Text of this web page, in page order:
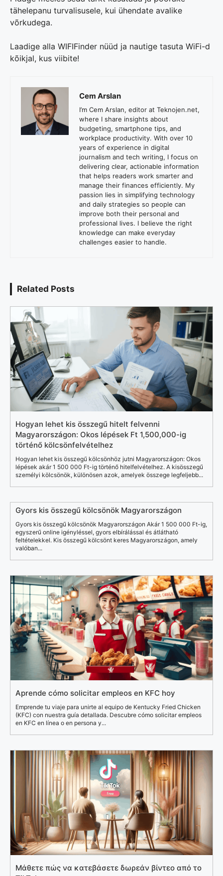
tähelepanu turvalisusele, kui ühendate avalike
võrkudega.
Laadige alla WIFIFinder nüüd ja nautige tasuta WiFi-d
kõikjal, kus viibite!
Cem Arslan
I’m Cem Arslan, editor at Teknojen.net,
where I share insights about
budgeting, smartphone tips, and
workplace productivity. With over 10
years of experience in digital
journalism and tech writing, I focus on
delivering clear, actionable information
that helps readers work smarter and
manage their finances efficiently. My
passion lies in simplifying technology
and daily strategies so people can
improve both their personal and
professional lives. I believe the right
knowledge can make everyday
challenges easier to handle.
Related Posts
Hogyan lehet kis összegű hitelt felvenni
Magyarországon: Okos lépések Ft 1,500,000-ig
történő kölcsönfelvételhez
Hogyan lehet kis összegű kölcsönhöz jutni Magyarországon: Okos
lépések akár 1 500 000 Ft-ig történő hitelfelvételhez. A kisösszegű
személyi kölcsönök, különösen azok, amelyek összege legfeljebb...
Gyors kis összegű kölcsönök Magyarországon
Gyors kis összegű kölcsönök Magyarországon Akár 1 500 000 Ft-ig,
egyszerű online igényléssel, gyors elbírálással és átlátható
feltételekkel. Kis összegű kölcsönt keres Magyarországon, amely
valóban...
Aprende cómo solicitar empleos en KFC hoy
Emprende tu viaje para unirte al equipo de Kentucky Fried Chicken
(KFC) con nuestra guía detallada. Descubre cómo solicitar empleos
en KFC en línea o en persona y...
Μάθετε πώς να κατεβάσετε δωρεάν βίντεο από το